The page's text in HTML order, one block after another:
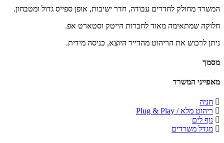
המשרד מחולק לחדרים עבודה, חדר ישיבות, אופן ספייס גדול ומטבחון.
חלוקה שמתאימה מאוד לחברות הייטק וסטארט אפ.
ניתן לרכוש את הריהוט מהדייר היוצא, כניסה מידית.
מסמך
מאפייני המשרד
חניה
ריהוט מלא / Plug & Play
נוף לים
מגדל משרדים